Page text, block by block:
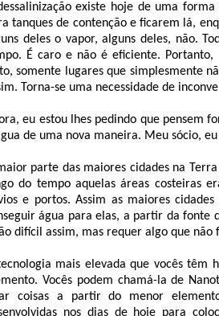
existe hoje de uma
tanques de contenção e ficarem lá,
deles o vapor, alguns deles, não.
É caro e não é eficiente. Portanto,
somente lugares que simplesmente
Torna-se uma necessidade de
eu estou lhes pedindo que pensem
de uma nova maneira. Meu sócio,
parte das maiores cidades na
do tempo aquelas áreas costeiras
e portos. Assim as maiores
água para elas, a partir da fonte
difícil assim, mas requer algo que não
mais elevada que vocês
Vocês podem chamá-la de
coisas a partir do menor
nos dias de hoje para